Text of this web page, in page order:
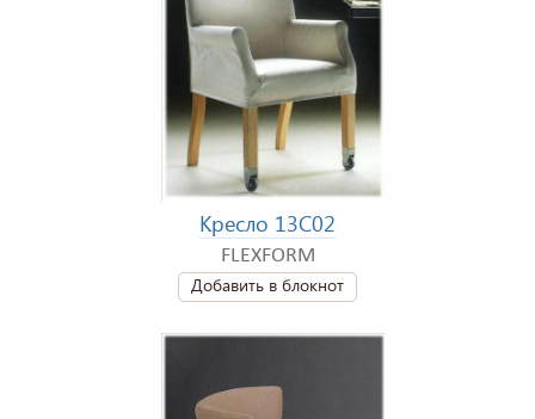
Кресло 13C02
FLEXFORM
Добавить в блокнот